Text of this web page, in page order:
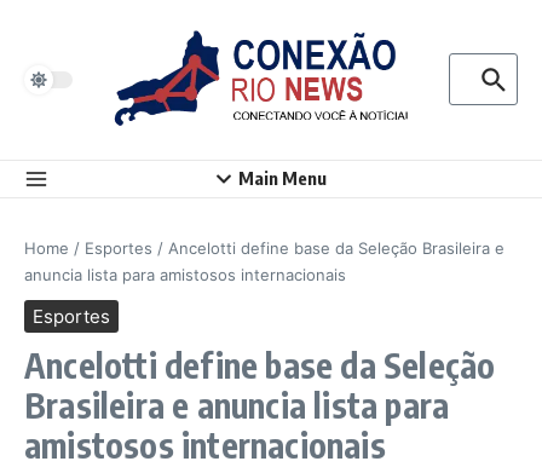
Procurar
Main Menu
Home / Esportes / Ancelotti define base da Seleção Brasileira e
anuncia lista para amistosos internacionais
Esportes
Ancelotti define base da Seleção
Brasileira e anuncia lista para
amistosos internacionais